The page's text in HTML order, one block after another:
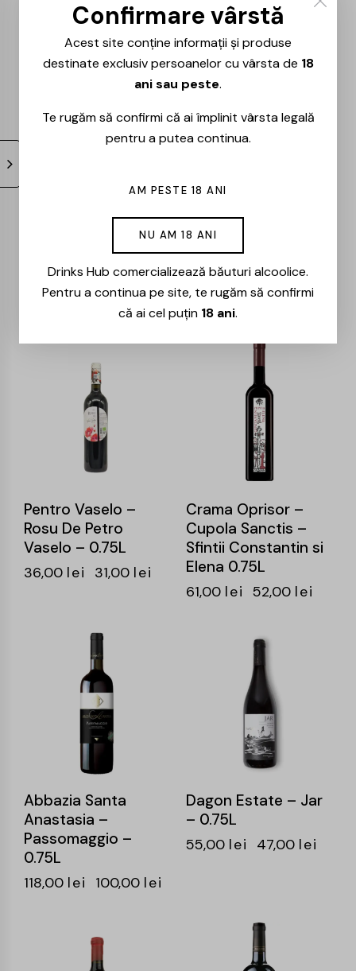
lei 101,00lei 91,00 lei 77,00
Univers – Merlot –
0.75L
61,00lei 52,00lei
-15%
Cote – Rouge –
Cabernet Sauvignon
& Merlot – 0.75l
74,00lei 63,00lei
Pentro Vaselo –
Rosu De Petro
Vaselo – 0.75L
36,00 lei 31,00 lei
Crama Oprisor –
Cupola Sanctis –
Sfintii Constantin si
Elena 0.75L
61,00 lei 52,00 lei
Abbazia Santa
Anastasia –
Passomaggio –
0.75L
118,00 lei 100,00 lei
Dagon Estate – Jar
– 0.75L
55,00 lei 47,00 lei
Confirmare vârstă
Acest site conține informații și produse
destinate exclusiv persoanelor cu vârsta de 18
ani sau peste.
Te rugăm să confirmi că ai împlinit vârsta legală
pentru a putea continua.
AM PESTE 18 ANI
NU AM 18 ANI
Drinks Hub comercializează băuturi alcoolice.
Pentru a continua pe site, te rugăm să confirmi
că ai cel puțin 18 ani.